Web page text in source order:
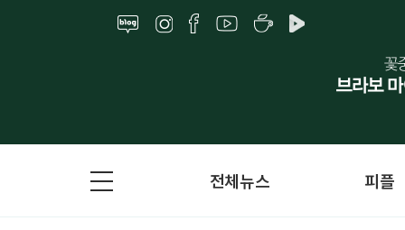
전체뉴스 피플